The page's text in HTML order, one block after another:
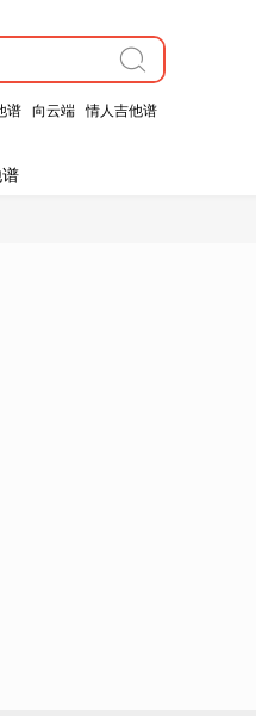
谱 向云端 情人吉他谱